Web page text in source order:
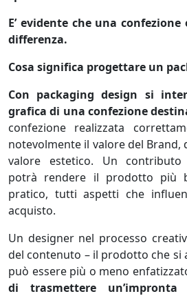
E’ evidente che una
differenza.
Cosa significa progettare un
Con packaging design si
grafica di una confezione
confezione realizzata
notevolmente il valore del Brand,
valore estetico. Un contributo
potrà rendere il prodotto più
pratico, tutti aspetti che
acquisto.
Un designer nel processo
del contenuto – il prodotto che si
può essere più o meno
di trasmettere